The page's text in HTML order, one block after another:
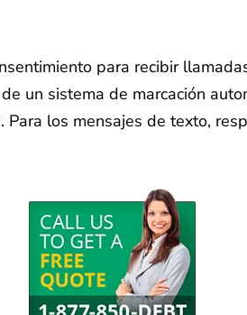
para recibir
un sistema de marcación
los mensajes de texto,